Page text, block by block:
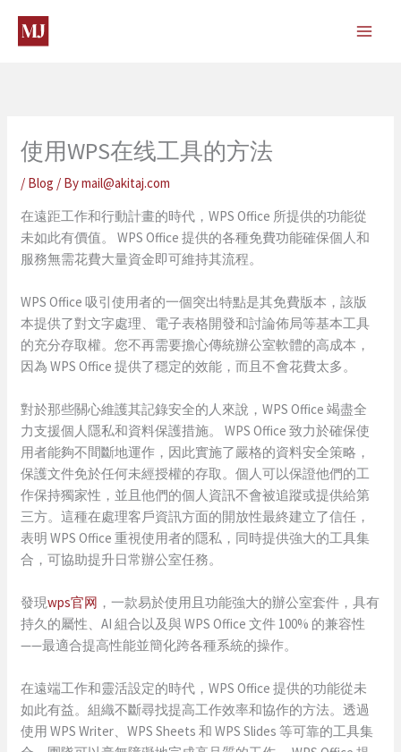
content
使用WPS在线工具的方法
/ Blog / Bymail@akitaj.com
在遠距工作和行動計畫的時代，WPS Office 所提供的功能從
未如此有價值。 WPS Office 提供的各種免費功能確保個人和
服務無需花費大量資金即可維持其流程。
WPS Office 吸引使用者的一個突出特點是其免費版本，該版
本提供了對文字處理、電子表格開發和討論佈局等基本工具
的充分存取權。您不再需要擔心傳統辦公室軟體的高成本，
因為 WPS Office 提供了穩定的效能，而且不會花費太多。
對於那些關心維護其記錄安全的人來說，WPS Office 竭盡全
力支援個人隱私和資料保護措施。 WPS Office 致力於確保使
用者能夠不間斷地運作，因此實施了嚴格的資料安全策略，
保護文件免於任何未經授權的存取。個人可以保證他們的工
作保持獨家性，並且他們的個人資訊不會被追蹤或提供給第
三方。這種在處理客戶資訊方面的開放性最終建立了信任，
表明 WPS Office 重視使用者的隱私，同時提供強大的工具集
合，可協助提升日常辦公室任務。
發現wps官网 ，一款易於使用且功能強大的辦公室套件，具有
持久的屬性、AI 組合以及與 WPS Office 文件 100% 的兼容性
——最適合提高性能並簡化跨各種系統的操作。
在遠端工作和靈活設定的時代，WPS Office 提供的功能從未
如此有益。組織不斷尋找提高工作效率和協作的方法。透過
使用 WPS Writer、WPS Sheets 和 WPS Slides 等可靠的工具集